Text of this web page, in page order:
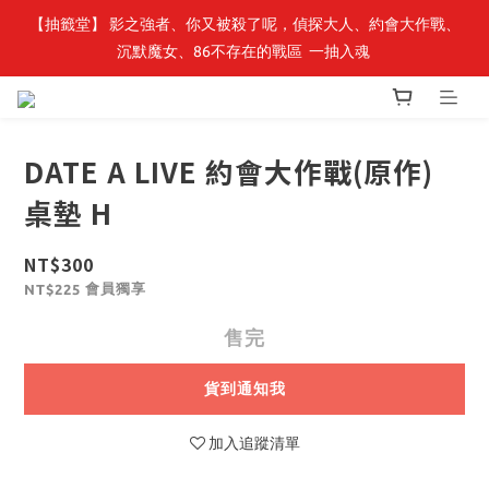
最新開賣🔥「全知讀者視角」 周邊商品
【抽籤堂】 影之強者、你又被殺了呢，偵探大人、約會大作戰、
沉默魔女、86不存在的戰區  一抽入魂
DATE A LIVE 約會大作戰(原作)
桌墊 H
NT$300
NT$225 會員獨享
售完
貨到通知我
加入追蹤清單